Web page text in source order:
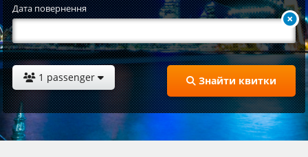
Дата повернення
1 passenger Знайти квитки